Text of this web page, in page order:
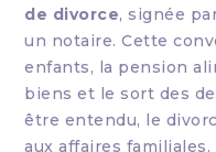
de divorce, signée
un notaire. Cette
enfants, la pension
biens et le sort des
être entendu, le
aux affaires familiales.